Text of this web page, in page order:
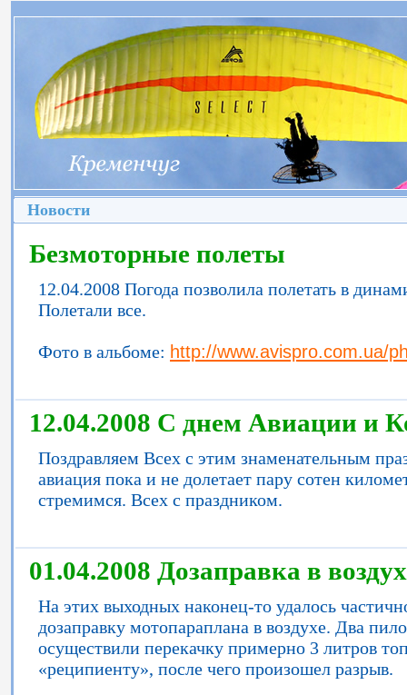
Новости
Безмоторные полеты
12.04.2008 Погода позволила полетать в
Полетали все.
Фото в альбоме: http://www.avispro.com.ua/
12.04.2008 С днем Авиации и
Поздравляем Всех с этим знаменательным
авиация пока и не долетает пару сотен
стремимся. Всех с праздником.
01.04.2008 Дозаправка в
На этих выходных наконец-то удалось
дозаправку мотопараплана в воздухе. Два
осуществили перекачку примерно 3 литров
«реципиенту», после чего произошел разрыв.